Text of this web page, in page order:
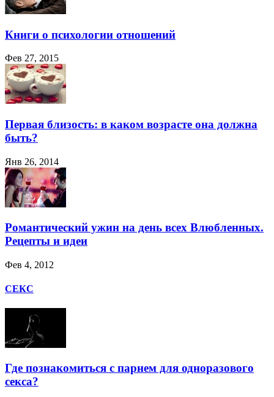
Книги о психологии отношений
Фев 27, 2015
Первая близость: в каком возрасте она должна
быть?
Янв 26, 2014
Романтический ужин на день всех Влюбленных.
Рецепты и идеи
Фев 4, 2012
СЕКС
Где познакомиться с парнем для одноразового
секса?